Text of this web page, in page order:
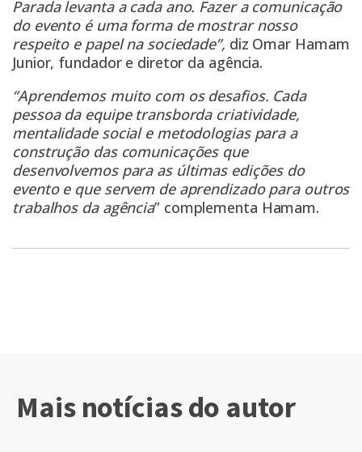
Parada levanta a cada ano. Fazer a comunicação
do evento é uma forma de mostrar nosso
respeito e papel na sociedade”, diz Omar Hamam
Junior, fundador e diretor da agência.
“Aprendemos muito com os desafios. Cada
pessoa da equipe transborda criatividade,
mentalidade social e metodologias para a
construção das comunicações que
desenvolvemos para as últimas edições do
evento e que servem de aprendizado para outros
trabalhos da agência” complementa Hamam.
Mais notícias do autor